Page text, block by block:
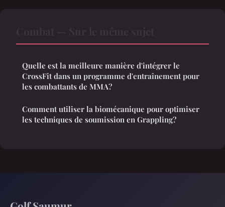
Quelle est la meilleure manière d'intégrer le
CrossFit dans un programme d'entraînement pour
les combattants de MMA?
Comment utiliser la biomécanique pour optimiser
les techniques de soumission en Grappling?